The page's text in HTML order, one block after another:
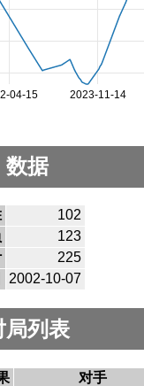
04-15 2023-11-14
数据
102
123
225
2002-10-07
局列表
对手